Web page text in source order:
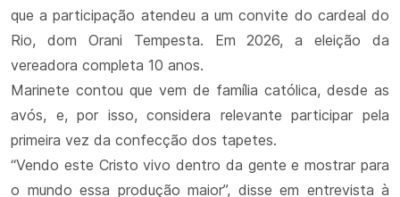
que a participação atendeu a um convite do cardeal do
Rio, dom Orani Tempesta. Em 2026, a eleição da
vereadora completa 10 anos.
Marinete contou que vem de família católica, desde as
avós, e, por isso, considera relevante participar pela
primeira vez da confecção dos tapetes.
“Vendo este Cristo vivo dentro da gente e mostrar para
o mundo essa produção maior”, disse em entrevista à